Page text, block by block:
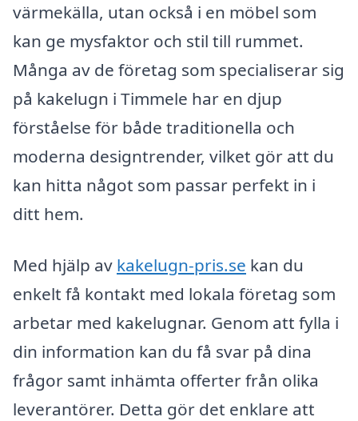
värmekälla, utan också i en möbel som
kan ge mysfaktor och stil till rummet.
Många av de företag som specialiserar sig
på kakelugn i Timmele har en djup
förståelse för både traditionella och
moderna designtrender, vilket gör att du
kan hitta något som passar perfekt in i
ditt hem.
Med hjälp av kakelugn-pris.se kan du
enkelt få kontakt med lokala företag som
arbetar med kakelugnar. Genom att fylla i
din information kan du få svar på dina
frågor samt inhämta offerter från olika
leverantörer. Detta gör det enklare att